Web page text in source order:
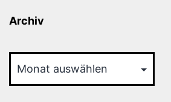
Archiv